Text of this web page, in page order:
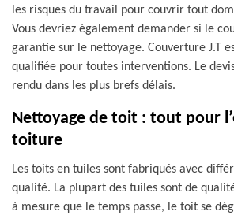
les risques du travail pour couvrir tout
Vous devriez également demander si le
garantie sur le nettoyage. Couverture J.T
qualifiée pour toutes interventions. Le
rendu dans les plus brefs délais.
Nettoyage de toit : tout pour
toiture
Les toits en tuiles sont fabriqués avec
qualité. La plupart des tuiles sont de
à mesure que le temps passe, le toit se